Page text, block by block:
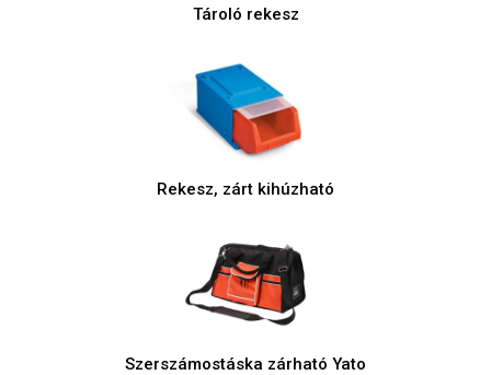
Tároló rekesz
Rekesz, zárt kihúzható
Szerszámostáska zárható Yato